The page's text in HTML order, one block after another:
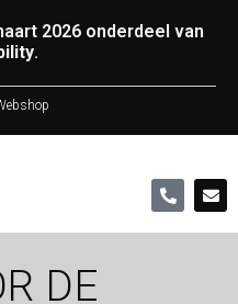
2026 onderdeel van
.
DE